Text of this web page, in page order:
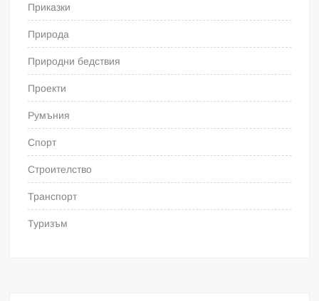
Приказки
Природа
Природни бедствия
Проекти
Румъния
Спорт
Строителство
Транспорт
Туризъм